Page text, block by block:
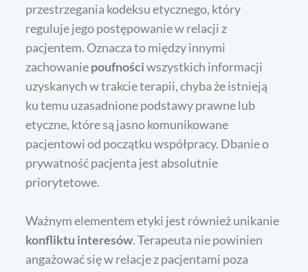
przestrzegania kodeksu etycznego, który
reguluje jego postępowanie w relacji z
pacjentem. Oznacza to między innymi
zachowaniepoufnościwszystkich informacji
uzyskanych w trakcie terapii, chyba że istnieją
ku temu uzasadnione podstawy prawne lub
etyczne, które są jasno komunikowane
pacjentowi od początku współpracy. Dbanie o
prywatność pacjenta jest absolutnie
priorytetowe.
Ważnym elementem etyki jest również unikanie
konfliktu interesów. Terapeuta nie powinien
angażować się w relacje z pacjentami poza